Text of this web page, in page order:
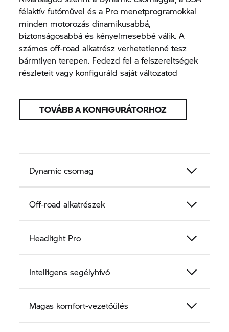
félaktív futóművel és a Pro menetprogramokkal
minden motorozás dinamikusabbá,
biztonságosabbá és kényelmesebbé válik. A
számos off-road alkatrész verhetetlenné tesz
bármilyen terepen. Fedezd fel a felszereltségek
részleteit vagy konfiguráld saját változatod
TOVÁBB A KONFIGURÁTORHOZ
Dynamic csomag
Off-road alkatrészek
Headlight Pro
Intelligens segélyhívó
Magas komfort-vezetőülés